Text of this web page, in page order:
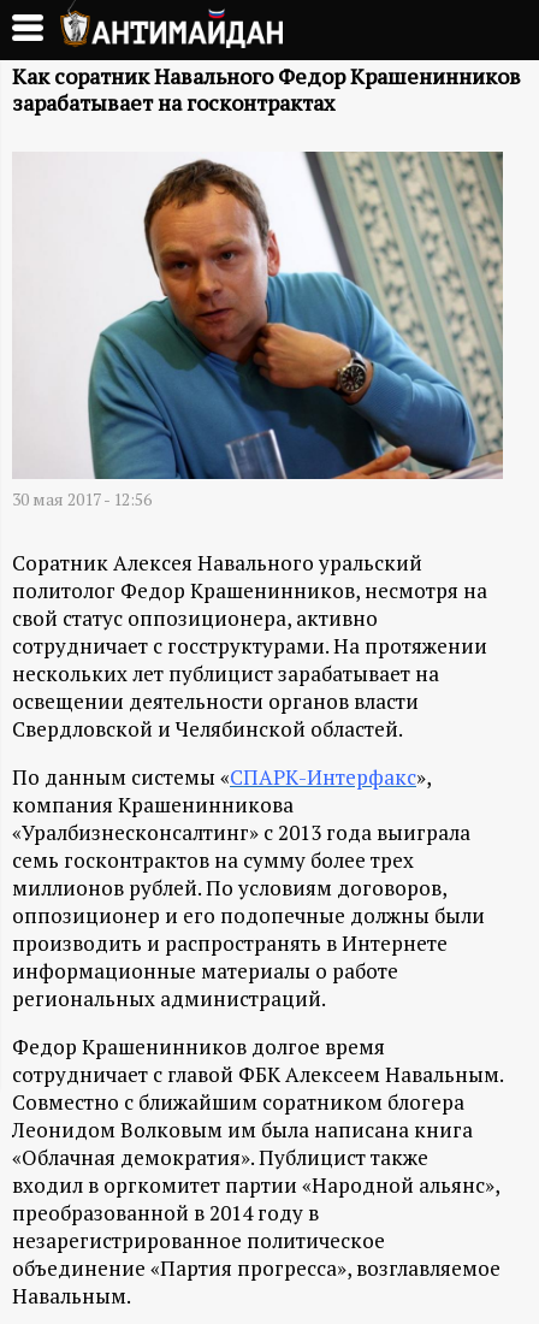
Перейти
основному
содержанию
А
Д
Н
-
и
н
ф
о
р
м
а
ц
и
о
н
Как соратник Навального Федор Крашенинников
зарабатывает на госконтрактах
30 мая 2017 - 12:56
Соратник Алексея Навального уральский
политолог Федор Крашенинников, несмотря на
свой статус оппозиционера, активно
сотрудничает с госструктурами. На протяжении
нескольких лет публицист зарабатывает на
освещении деятельности органов власти
Свердловской и Челябинской областей.
По данным системы «СПАРК-Интерфакс»,
компания Крашенинникова
«Уралбизнесконсалтинг» с 2013 года выиграла
семь госконтрактов на сумму более трех
миллионов рублей. По условиям договоров,
оппозиционер и его подопечные должны были
производить и распространять в Интернете
информационные материалы о работе
региональных администраций.
Федор Крашенинников долгое время
сотрудничает с главой ФБК Алексеем Навальным.
Совместно с ближайшим соратником блогера
Леонидом Волковым им была написана книга
«Облачная демократия». Публицист также
входил в оргкомитет партии «Народной альянс»,
преобразованной в 2014 году в
незарегистрированное политическое
объединение «Партия прогресса», возглавляемое
Навальным.